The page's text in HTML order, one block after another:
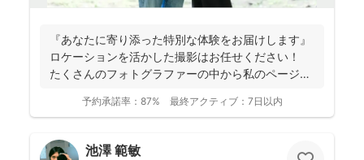
『あなたに寄り添った特別な体験をお届けします』
ロケーションを活かした撮影はお任せください！
たくさんのフォトグラファーの中から私のページに
予約承諾率： 87% 最終アクティブ： 7日以内
池澤 範敏